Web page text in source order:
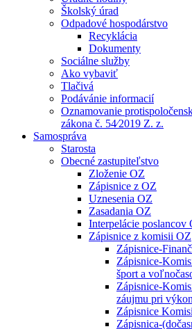
Školský úrad
Odpadové hospodárstvo
Recyklácia
Dokumenty
Sociálne služby
Ako vybaviť
Tlačivá
Podávánie informacií
Oznamovanie
zákona č. 54⁄2019 Z. z.
Samospráva
Starosta
Obecné zastupiteľstvo
Zloženie OZ
Zápisnice z OZ
Uznesenia OZ
Zasadania OZ
Interpelácie poslancov
Zápisnice z komisii OZ
Zápisnice-
Zápisnice-
šport a
Zápisnice-
záujmu pri
Zápisnice
Zápisnica-